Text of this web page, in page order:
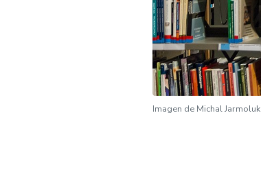
Imagen de Michal Jarmoluk